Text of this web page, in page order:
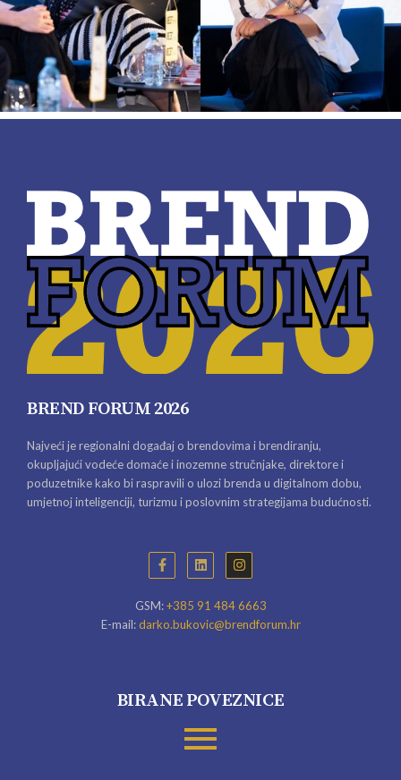
BREND FORUM 2026
Najveći je regionalni događaj o brendovima i brendiranju,
okupljajući vodeće domaće i inozemne stručnjake, direktore i
poduzetnike kako bi raspravili o ulozi brenda u digitalnom dobu,
umjetnoj inteligenciji, turizmu i poslovnim strategijama budućnosti.
GSM:+385 91 484 6663
E-mail:darko.bukovic@brendforum.hr
BIRANE POVEZNICE